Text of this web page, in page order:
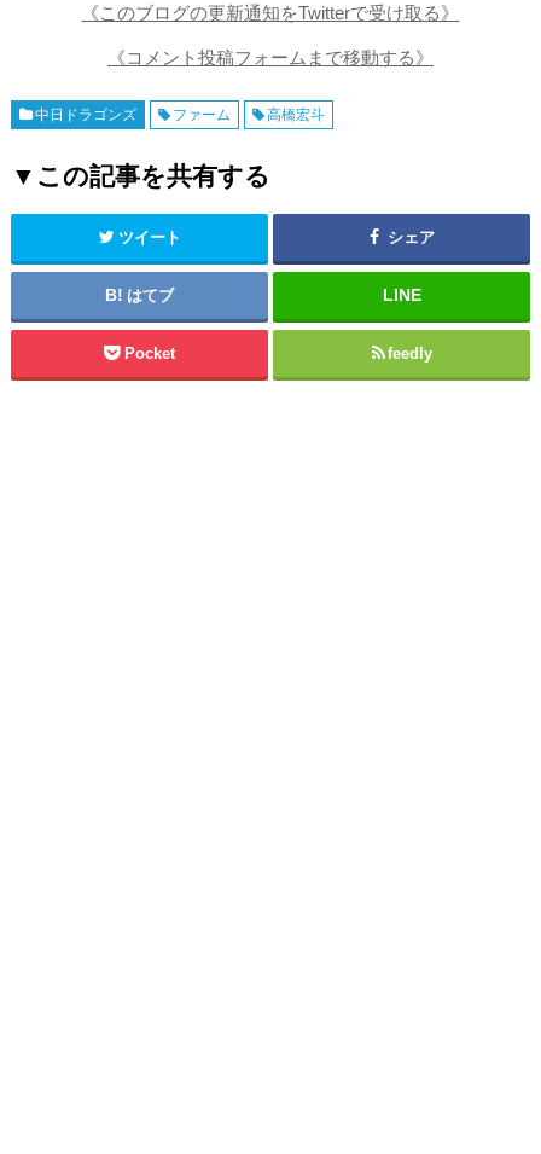
《このブログの更新通知をTwitterで受け取る》
《コメント投稿フォームまで移動する》
中日ドラゴンズ ファーム 高橋宏斗
▼この記事を共有する
ツイート シェア
はてブ
Pocket feedly